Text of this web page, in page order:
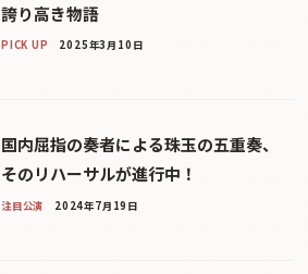
誇り高き物語
PICK UP 2025年3月10日
国内屈指の奏者による珠玉の五重奏、
そのリハーサルが進行中！
注目公演 2024年7月19日